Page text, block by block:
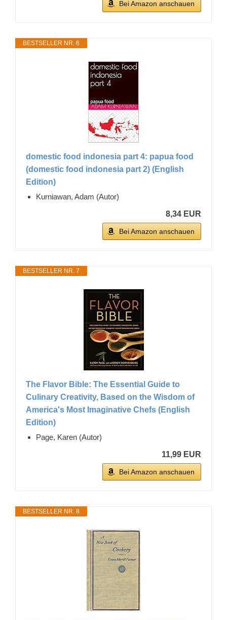
Bei Amazon anschauen
BESTSELLER NR. 6
domestic food indonesia part 4: papua food
(domestic food indonesia part 2) (English
Edition)
Kurniawan, Adam (Autor)
8,34 EUR
Bei Amazon anschauen
BESTSELLER NR. 7
The Flavor Bible: The Essential Guide to
Culinary Creativity, Based on the Wisdom of
America's Most Imaginative Chefs (English
Edition)
Page, Karen (Autor)
11,99 EUR
Bei Amazon anschauen
BESTSELLER NR. 8